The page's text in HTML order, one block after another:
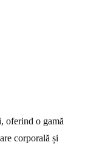
oferind o gamă
corporală și